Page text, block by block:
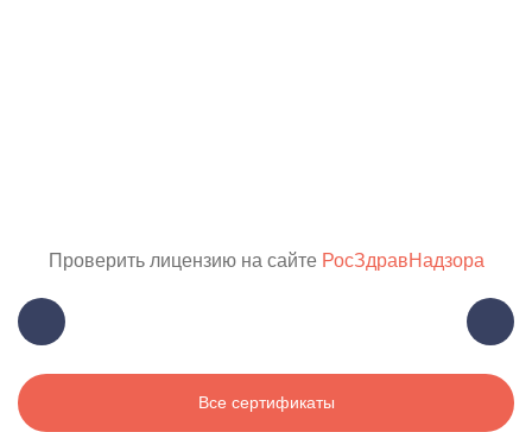
Все сертификаты
Проверить лицензию на сайте РосЗдравНадзора